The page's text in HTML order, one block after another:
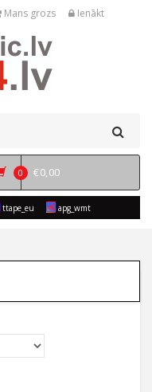
Mans grozs Ienākt
0 €0,00
ttape_eu apg_wmt